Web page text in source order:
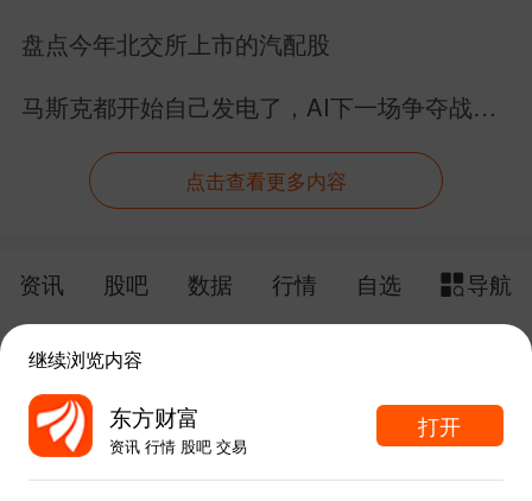
盘点今年北交所上市的汽配股
马斯克都开始自己发电了，AI下一场争夺战还
点击查看更多内容
资讯 股吧 数据 行情 自选
导航
给网站提点意见 下载APP
东方财富APP内打开
继续浏览内容
东方财富
资讯 行情 股吧 交易
打开